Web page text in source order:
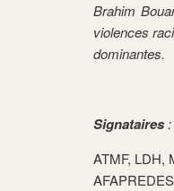
Brahim
violences
dominantes.
Signataires:
ATMF, LDH,